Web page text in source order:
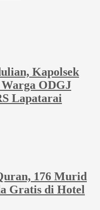
Kapolsek
ODGJ
Lapatarai
176 Murid
Gratis di Hotel